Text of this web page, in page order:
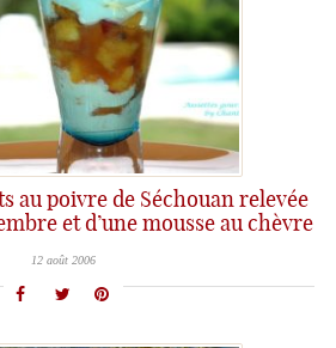
au poivre de Séchouan relevée
et d’une mousse au chèvre
12 août 2006